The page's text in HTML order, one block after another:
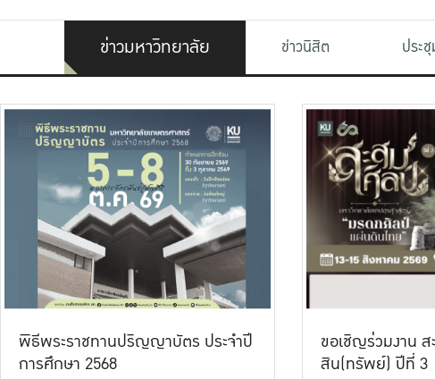
ข่าวมหาวิทยาลัย ข่าวนิสิต ประ
พิธีพระราชทานปริญญาบัตร ประจำปี
การศึกษา 2568
ขอเชิญร่วมงาน
สิน(ทรัพย์) ปีที่ 3